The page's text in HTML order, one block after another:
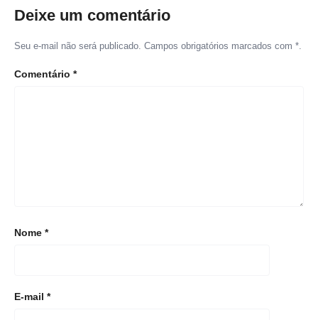
Deixe um comentário
Seu e-mail não será publicado. Campos obrigatórios marcados com *.
Comentário *
Nome *
E-mail *